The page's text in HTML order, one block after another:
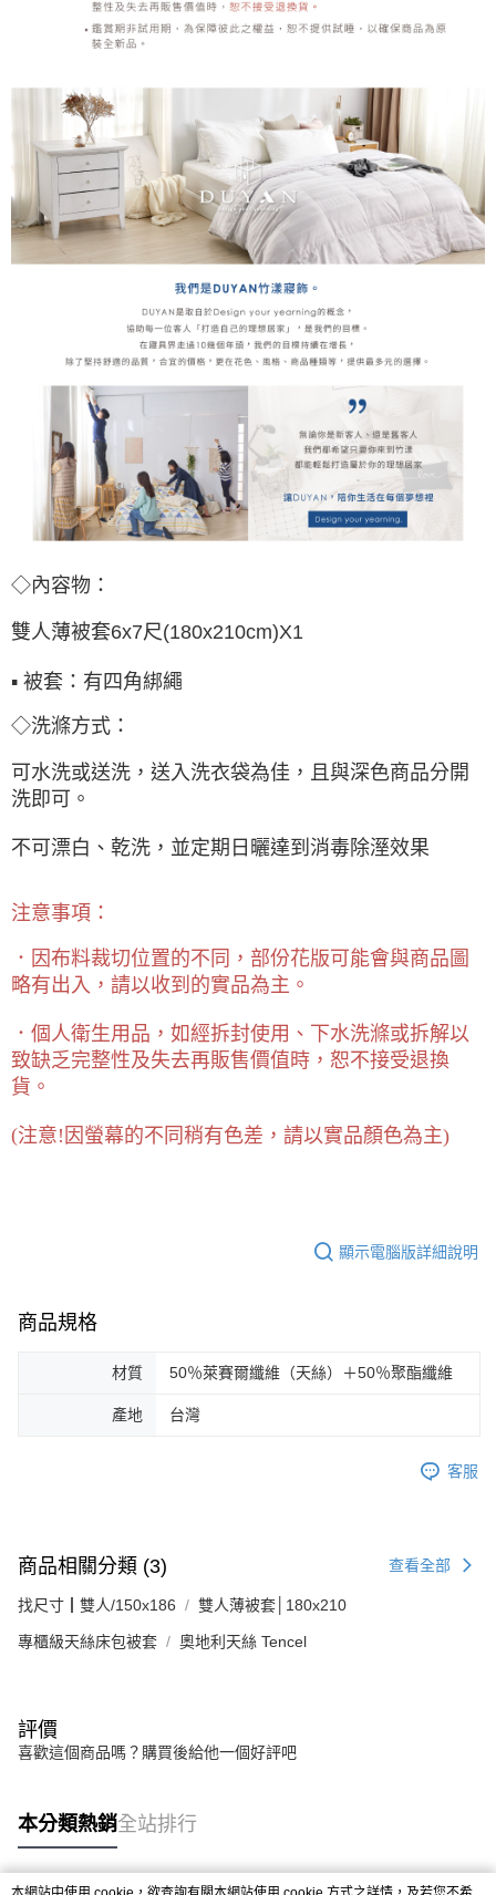
◇內容物：
雙人薄被套6x7尺(180x210cm)X1
▪ 被套：有四角綁繩
◇洗滌方式：
可水洗或送洗，送入洗衣袋為佳，且與深色商品分開
洗即可。
不可漂白、乾洗，並定期日曬達到消毒除溼效果
注意事項：
．因布料裁切位置的不同，部份花版可能會與商品圖
略有出入，請以收到的實品為主。
．個人衛生用品，如經拆封使用、下水洗滌或拆解以
致缺乏完整性及失去再販售價值時，恕不接受退換
貨。
(注意!因螢幕的不同稍有色差，請以實品顏色為主)
顯示電腦版詳細說明
商品規格
材質 50％萊賽爾纖維（天絲）＋50％聚酯纖維
產地 台灣
客服
商品相關分類 (3) 查看全部
找尺寸┃雙人/150x186 雙人薄被套│180x210
專櫃級天絲床包被套 奧地利天絲 Tencel
評價
喜歡這個商品嗎？購買後給他一個好評吧
本分類熱銷全站排行